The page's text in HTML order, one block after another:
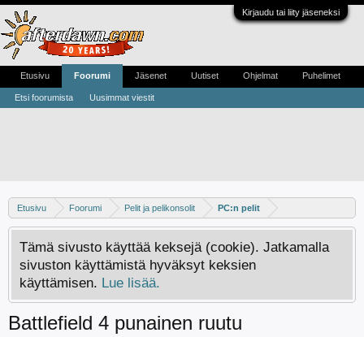
Kirjaudu tai liity jäseneksi
Etusivu Foorumi Pelit ja pelikonsolit PC:n pelit
Tämä sivusto käyttää keksejä (cookie). Jatkamalla
sivuston käyttämistä hyväksyt keksien
käyttämisen. Lue lisää.
Battlefield 4 punainen ruutu
Etusivu Foorumi
Etsi foorumista Uusimmat viestit
Jäsenet Uutiset Ohjelmat Puhelimet